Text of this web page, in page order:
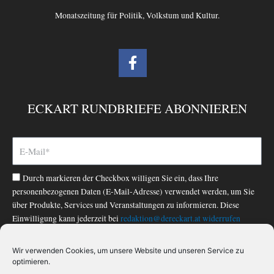
Wir verwenden Cookies, um unsere Website und unseren Service zu
optimieren.
Monatszeitung für Politik, Volkstum und Kultur.
F
a
c
b
o
-
f
ECKART RUNDBRIEFE ABONNIEREN
Durch markieren der Checkbox willigen Sie ein, dass Ihre
personenbezogenen Daten (E-Mail-Adresse) verwendet werden, um Sie
über Produkte, Services und Veranstaltungen zu informieren. Diese
Einwilligung kann jederzeit bei redaktion@dereckart.atwiderrufen
Datenschutzerklärung